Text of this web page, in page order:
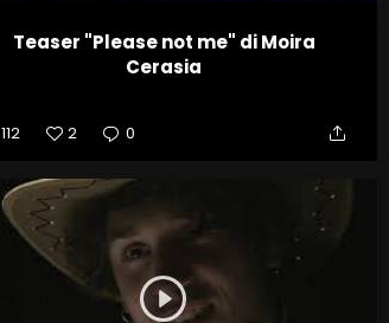
Teaser "Please not me" di Moira
Cerasia
112 2 0